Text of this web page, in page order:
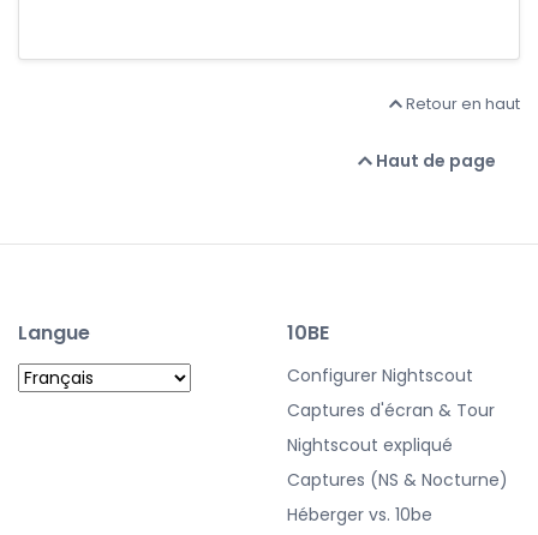
Retour en haut
Haut de page
Langue 10BE
Configurer Nightscout
Captures d'écran & Tour
Nightscout expliqué
Captures (NS & Nocturne)
Héberger vs. 10be